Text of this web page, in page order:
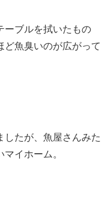
ーブルを拭いたもの
魚臭いのが広がって
たが、魚屋さんみた
イホーム。